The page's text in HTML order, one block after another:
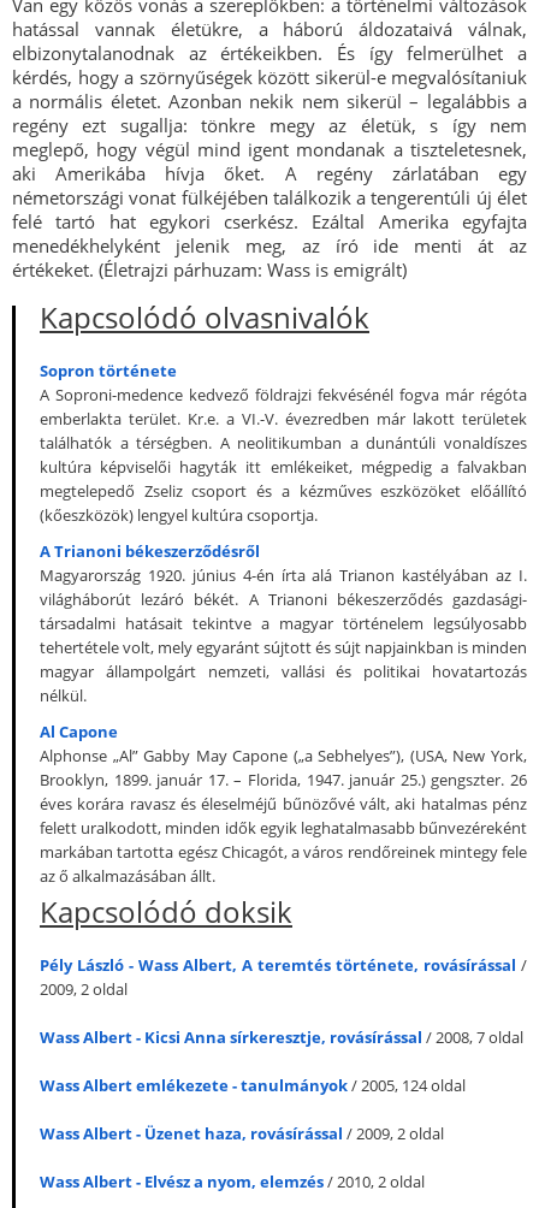
Van egy közös vonás a szereplőkben: a történelmi változások
hatással vannak életükre, a háború áldozataivá válnak,
elbizonytalanodnak az értékeikben. És így felmerülhet a
kérdés, hogy a szörnyűségek között sikerül-e megvalósítaniuk
a normális életet. Azonban nekik nem sikerül – legalábbis a
regény ezt sugallja: tönkre megy az életük, s így nem
meglepő, hogy végül mind igent mondanak a tiszteletesnek,
aki Amerikába hívja őket. A regény zárlatában egy
németországi vonat fülkéjében találkozik a tengerentúli új élet
felé tartó hat egykori cserkész. Ezáltal Amerika egyfajta
menedékhelyként jelenik meg, az író ide menti át az
értékeket. (Életrajzi párhuzam: Wass is emigrált)
Kapcsolódó olvasnivalók
Sopron története
A Soproni-medence kedvező földrajzi fekvésénél fogva már régóta
emberlakta terület. Kr.e. a VI.-V. évezredben már lakott területek
találhatók a térségben. A neolitikumban a dunántúli vonaldíszes
kultúra képviselői hagyták itt emlékeiket, mégpedig a falvakban
megtelepedő Zseliz csoport és a kézműves eszközöket előállító
(kőeszközök) lengyel kultúra csoportja.
A Trianoni békeszerződésről
Magyarország 1920. június 4-én írta alá Trianon kastélyában az I.
világháborút lezáró békét. A Trianoni békeszerződés gazdasági-
társadalmi hatásait tekintve a magyar történelem legsúlyosabb
tehertétele volt, mely egyaránt sújtott és sújt napjainkban is minden
magyar állampolgárt nemzeti, vallási és politikai hovatartozás
nélkül.
Al Capone
Alphonse „Al” Gabby May Capone („a Sebhelyes”), (USA, New York,
Brooklyn, 1899. január 17. – Florida, 1947. január 25.) gengszter. 26
éves korára ravasz és éleselméjű bűnözővé vált, aki hatalmas pénz
felett uralkodott, minden idők egyik leghatalmasabb bűnvezéreként
markában tartotta egész Chicagót, a város rendőreinek mintegy fele
az ő alkalmazásában állt.
Kapcsolódó doksik
Pély László - Wass Albert, A teremtés története, rovásírással /
2009, 2 oldal
Wass Albert - Kicsi Anna sírkeresztje, rovásírással / 2008, 7 oldal
Wass Albert emlékezete - tanulmányok/ 2005, 124 oldal
Wass Albert - Üzenet haza, rovásírással / 2009, 2 oldal
Wass Albert - Elvész a nyom, elemzés/ 2010, 2 oldal